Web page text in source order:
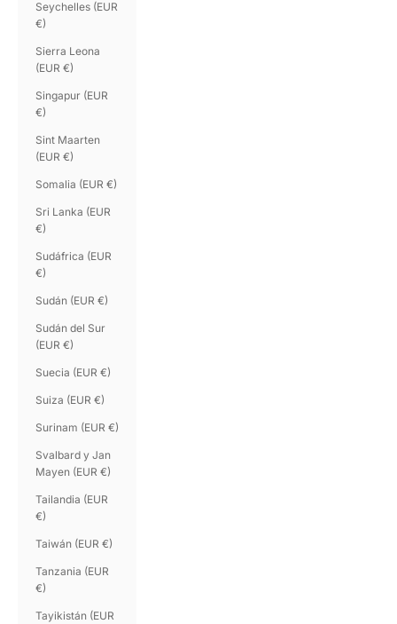
Seychelles (EUR
€)
Sierra Leona
(EUR €)
Singapur (EUR
€)
Sint Maarten
(EUR €)
Somalia (EUR €)
Sri Lanka (EUR
€)
Sudáfrica (EUR
€)
Sudán (EUR €)
Sudán del Sur
(EUR €)
Suecia (EUR €)
Suiza (EUR €)
Surinam (EUR €)
Svalbard y Jan
Mayen (EUR €)
Tailandia (EUR
€)
Taiwán (EUR €)
Tanzania (EUR
€)
Tayikistán (EUR